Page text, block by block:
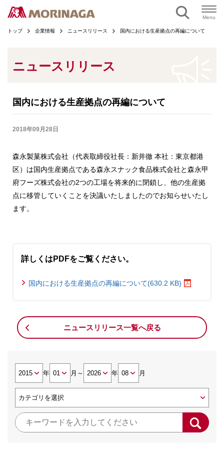
Menu
トップ 企業情報 ニュースリリース 国内における生産拠点の再編について
ニュースリリース
国内における生産拠点の再編について
2018年09月28日
森永製菓株式会社（代表取締役社長：新井徹 本社：東京都港
区）は国内生産拠点である森永スナック食品株式会社と森永甲
府フーズ株式会社の2つの工場を将来的に閉鎖し、他の生産拠
点に移管していくことを決議いたしましたのでお知らせいたし
ます。
詳しくはPDFをご覧ください。
国内における生産拠点の再編について(630.2 KB)
ニュースリリース一覧へ戻る
年 月 ～ 年 月